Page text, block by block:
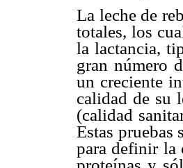
La leche de
totales, los
la lactancia,
gran número
un creciente
calidad de su
(calidad
Estas pruebas
para definir la